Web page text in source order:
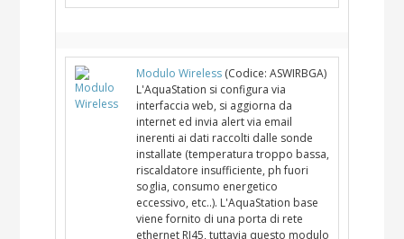
Modulo Wireless (Codice: ASWIRBGA)
L'AquaStation si configura via
interfaccia web, si aggiorna da
internet ed invia alert via email
inerenti ai dati raccolti dalle sonde
installate (temperatura troppo bassa,
riscaldatore insufficiente, ph fuori
soglia, consumo energetico
eccessivo, etc..). L'AquaStation base
viene fornito di una porta di rete
ethernet RJ45, tuttavia questo modulo